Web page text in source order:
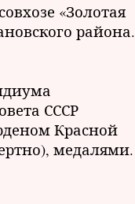
«Золотая
района.
СССР
Красной
медалями.